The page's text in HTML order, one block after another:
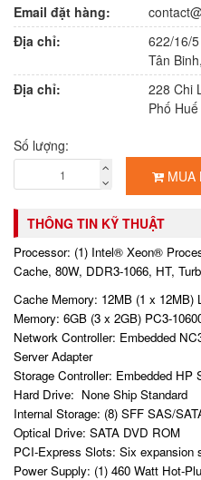
Email đặt hàng:
Địa chỉ:
622/16/
Tân
Địa chỉ:
228 Chi
Phố Huế
Số lượng:
MUA
THÔNG TIN KỸ THUẬT
Processor: (1) Intel® Xeon®
Cache, 80W, DDR3-1066, HT,
Cache Memory: 12MB (1 x 12MB)
Memory: 6GB (3 x 2GB) PC3-
Network Controller: Embedded
Server Adapter
Storage Controller: Embedded HP
Hard Drive: None Ship Standard
Internal Storage: (8) SFF SAS/
Optical Drive: SATA DVD ROM
PCI-Express Slots: Six expansion
Power Supply: (1) 460 Watt Hot-